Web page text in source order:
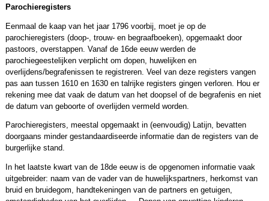
Parochieregisters
Eenmaal de kaap van het jaar 1796 voorbij, moet je op de
parochieregisters (doop-, trouw- en begraafboeken), opgemaakt door
pastoors, overstappen. Vanaf de 16de eeuw werden de
parochiegeestelijken verplicht om dopen, huwelijken en
overlijdens/begrafenissen te registreren. Veel van deze registers vangen
pas aan tussen 1610 en 1630 en talrijke registers gingen verloren. Hou er
rekening mee dat vaak de datum van het doopsel of de begrafenis en niet
de datum van geboorte of overlijden vermeld worden.
Parochieregisters, meestal opgemaakt in (eenvoudig) Latijn, bevatten
doorgaans minder gestandaardiseerde informatie dan de registers van de
burgerlijke stand.
In het laatste kwart van de 18de eeuw is de opgenomen informatie vaak
uitgebreider: naam van de vader van de huwelijkspartners, herkomst van
bruid en bruidegom, handtekeningen van de partners en getuigen,